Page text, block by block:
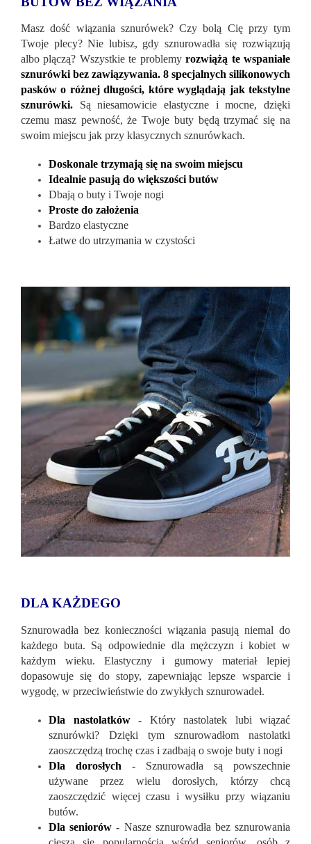
Masz dość wiązania sznurówek? Czy bolą Cię przy tym
Twoje plecy? Nie lubisz, gdy sznurowadła się rozwiązują
albo plączą? Wszystkie te problemyrozwiążą te wspaniałe
sznurówki bez zawiązywania. 8 specjalnych silikonowych
pasków o różnej długości, które wyglądają jak tekstylne
sznurówki. Są niesamowicie elastyczne i mocne, dzięki
czemu masz pewność, że Twoje buty będą trzymać się na
swoim miejscu jak przy klasycznych sznurówkach.
Doskonale trzymają się na swoim miejscu
Idealnie pasują do większości butów
Dbają o buty i Twoje nogi
Proste do założenia
Bardzo elastyczne
Łatwe do utrzymania w czystości
DLA KAŻDEGO
Sznurowadła bez konieczności wiązania pasują niemal do
każdego buta. Są odpowiednie dla mężczyzn i kobiet w
każdym wieku. Elastyczny i gumowy materiał lepiej
dopasowuje się do stopy, zapewniając lepsze wsparcie i
wygodę, w przeciwieństwie do zwykłych sznurowadeł.
Dla nastolatków- Który nastolatek lubi wiązać
sznurówki? Dzięki tym sznurowadłom nastolatki
zaoszczędzą trochę czas i zadbają o swoje buty i nogi
Dla dorosłych - Sznurowadła są powszechnie
używane przez wielu dorosłych, którzy chcą
zaoszczędzić więcej czasu i wysiłku przy wiązaniu
butów.
Dla seniorów - Nasze sznurowadła bez sznurowania